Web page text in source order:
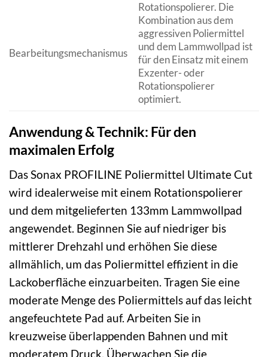
Bearbeitungsmechanismus
Rotationspolierer. Die
Kombination aus dem
aggressiven Poliermittel
und dem Lammwollpad ist
für den Einsatz mit einem
Exzenter- oder
Rotationspolierer
optimiert.
Anwendung & Technik: Für den
maximalen Erfolg
Das Sonax PROFILINE Poliermittel Ultimate Cut
wird idealerweise mit einem Rotationspolierer
und dem mitgelieferten 133mm Lammwollpad
angewendet. Beginnen Sie auf niedriger bis
mittlerer Drehzahl und erhöhen Sie diese
allmählich, um das Poliermittel effizient in die
Lackoberfläche einzuarbeiten. Tragen Sie eine
moderate Menge des Poliermittels auf das leicht
angefeuchtete Pad auf. Arbeiten Sie in
kreuzweise überlappenden Bahnen und mit
moderatem Druck. Überwachen Sie die